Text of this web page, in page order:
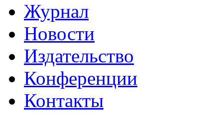
Журнал
Новости
Издательство
Конференции
Контакты